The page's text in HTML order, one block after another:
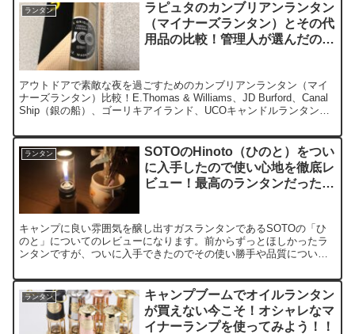
ランタン
ラピュタのカンブリアンランタン
（マイナーズランタン）とその代
用品の比較！管理人が選んだのは
アウトドアで素敵な夜を過ごすためのカンブリアンランタン（マイ
ナーズランタン）比較！E.Thomas & Williams、JD Burford、Canal
Ship（銀の船）、ゴーリキアイランド、UCOキャンドルランタンの
ランタン
SOTOのHinoto（ひのと）をつい
に入手したので使い心地を徹底レ
ビュー！最高のランタンだった
キャンプに良い雰囲気を醸し出すガスランタンであるSOTOの「ひ
のと」についてのレビューになります。前からずっとほしかったラ
ンタンですが、ついに入手できたのでその使い勝手や品質について
ランタン
キャンプブームでオイルランタン
が買えない今こそ！オシャレなマ
イナーランプを使ってみよう！！